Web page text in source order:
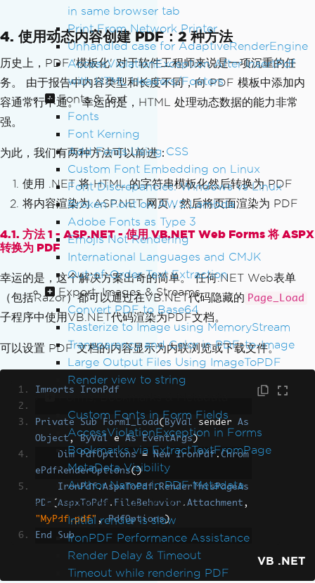
in same browser tab
Print From Network Printer
Unhandled case for AdaptiveRenderEngine
AccessViolationException After InsertPdf
with HTML Headers/Footers
Fonts & Text
Fonts
Font Kerning
Add Fonts Using CSS
Custom Font Embedding on Linux
Font Discrepancies: Windows vs Linux
Broken Font on AWS Lambda
Adobe Fonts as Type 3
Emojis Not Rendering
International Languages and CMJK
Out-of-Order Text Extraction
Export, Images & Streams
Convert PDF to Base64
Rasterize to Image using MemoryStream
Transparency and Color in PDF-to-Image
Large Output Files Using ImageToPDF
Render view to string
Custom Fonts in Form Fields
AccessViolationException in Forms
Bookmarks via ExtractTextFromPage
MetaData Visibility
Author Names in PDF Metadata
Performance & Memory
Initial render is slow
IronPDF Performance Assistance
Render Delay & Timeout
Timeout while rendering PDF
"Early Morning at the Monte Vista Wil
dlife Refuge, Colorado" by <a href
tps://www.flickr.com/photos/davesoldan
o/8572429635">Dave Soldano</a>.</figca
ption>
</figure>
<figure>
se.jpg"
width= "100%"
nrise in Eastern Colorado" by
"https://www.flickr.com/photos/355280
40@N04/6673031153">Pam Morris</a>.</fi
gcaption>
</figure>
<figure>
<img
"demo/img/color
ado-colors.jpg"
width "100%"
/><figcap
tion>"colorado colors" by <a href= "htt
ps://www.flickr.com/photos/cptspock/28
57543585" >Jasen Miller</a>.</figcaptio
</figure>
</div>
<!-- // bss-slides -->
class= "content">
It's a fairly basic slideshow, writ
ten in javascript. This is a dual-purp
ose project, it's meant to be somethin
g you can drop right into your page an
d use if you so choose, but it's also
meant as an example/tutorial script sh
owing how to build a simple DIY slides
how from scratch on your own.
"http://themarklee.com/2014/10/05/bet
ter-simple-slideshow/" >Here is a tutor
ial/walkthrough</a>. </p>
        renderer
.RenderingOptions.Text
Footer . FontSize =
"9"
Dim document = renderer.Render
HtmlFileAsPdf("..\..\slideshow\index.h
tml")
        document
er.pdf")
System.Diagnostics.Process
"Html5WithHeader.pdf"
End
Sub
End
Module
4. 使用动态内容创建 PDF：2 种方法
历史上，PDF '模板化' 对于软件工程师来说是一项沉重的任
务。 由于报告中内容类型和长度不同，向 PDF 模板中添加内
容通常行不通。 幸运的是，HTML 处理动态数据的能力非常
强。
为此，我们有两种方法可以前进：
使用 .NET 将 HTML 的字符串模板化然后转换为 PDF
将内容渲染为 ASP.NET 网页，然后将页面渲染为 PDF
4.1. 方法 1 - ASP.NET - 使用 VB.NET Web Forms 将 ASPX
转换为 PDF
幸运的是，这个解决方案出奇的简单。 任何.NET Web表单
（包括Razor）都可以通过在VB.NET代码隐藏的 Page_Load
子程序中使用VB.NET代码渲染为PDF文档。
可以设置 PDF 文档的内容显示为内联浏览或下载文件。
Imports IronPdf
Private Sub Form1_Load ( ByVal sender As
Object, ByVal e As EventArgs)
Dim
PdfOptions = New IronPdf. Chrom
ePdfRenderOptions()
IronPdf.AspxToPdf.RenderThisPageAs
PDF ( AspxToPdf . FileBehavior . Attachment ,
"MyPdf.pdf" , PdfOptions)
End
Sub
VB .NET